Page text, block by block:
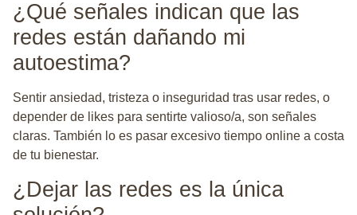
¿Qué señales indican que las
redes están dañando mi
autoestima?
Sentir ansiedad, tristeza o inseguridad tras usar redes, o
depender de likes para sentirte valioso/a, son señales
claras. También lo es pasar excesivo tiempo online a costa
de tu bienestar.
¿Dejar las redes es la única